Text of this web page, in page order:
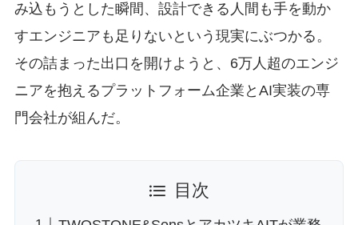
み込もうとした瞬間、設計できる人間も手を動か
すエンジニアも足りないという現実にぶつかる。
その詰まった出口を開けようと、6万人超のエンジ
ニアを抱えるプラットフォーム企業とAI実装の専
門会社が組んだ。
目次